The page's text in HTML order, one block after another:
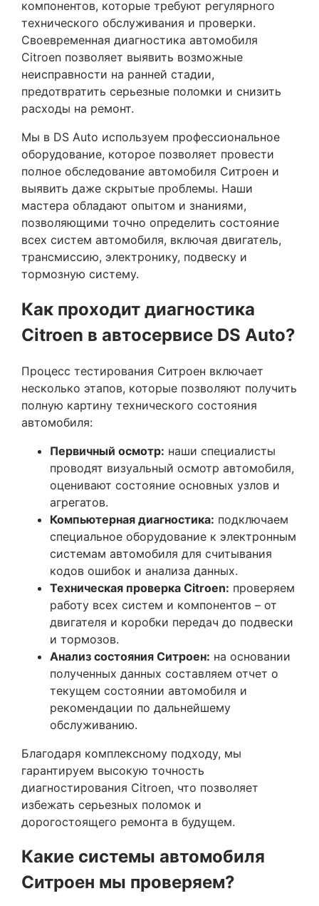
компонентов, которые требуют регулярного
технического обслуживания и проверки.
Своевременная диагностика автомобиля
Citroen позволяет выявить возможные
неисправности на ранней стадии,
предотвратить серьезные поломки и снизить
расходы на ремонт.
Мы в DS Auto используем профессиональное
оборудование, которое позволяет провести
полное обследование автомобиля Ситроен и
выявить даже скрытые проблемы. Наши
мастера обладают опытом и знаниями,
позволяющими точно определить состояние
всех систем автомобиля, включая двигатель,
трансмиссию, электронику, подвеску и
тормозную систему.
Как проходит диагностика
Citroen в автосервисе DS Auto?
Процесс тестирования Ситроен включает
несколько этапов, которые позволяют получить
полную картину технического состояния
автомобиля:
Первичный осмотр: наши специалисты
проводят визуальный осмотр автомобиля,
оценивают состояние основных узлов и
агрегатов.
Компьютерная диагностика: подключаем
специальное оборудование к электронным
системам автомобиля для считывания
кодов ошибок и анализа данных.
Техническая проверка Citroen: проверяем
работу всех систем и компонентов – от
двигателя и коробки передач до подвески
и тормозов.
Анализ состояния Ситроен: на основании
полученных данных составляем отчет о
текущем состоянии автомобиля и
рекомендации по дальнейшему
обслуживанию.
Благодаря комплексному подходу, мы
гарантируем высокую точность
диагностирования Citroen, что позволяет
избежать серьезных поломок и
дорогостоящего ремонта в будущем.
Какие системы автомобиля
Ситроен мы проверяем?